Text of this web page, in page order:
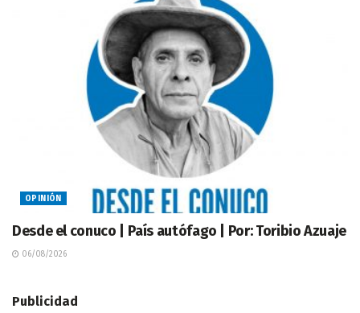
OPINIÓN
Desde el conuco | País autófago | Por: Toribio Azuaje
06/08/2026
Publicidad